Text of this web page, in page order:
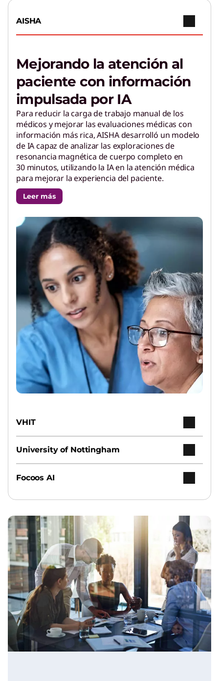
AISHA
Mejorando la atención al
paciente con información
impulsada por IA
Para reducir la carga de trabajo manual de los
médicos y mejorar las evaluaciones médicas con
información más rica, AISHA desarrolló un modelo
de IA capaz de analizar las exploraciones de
resonancia magnética de cuerpo completo en
30 minutos, utilizando la IA en la atención médica
para mejorar la experiencia del paciente.
Leer más
VHIT
University of Nottingham
Focoos AI